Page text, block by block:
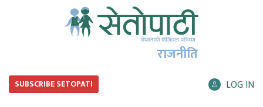
राजनीति
SUBSCRIBE SETOPATI LOG IN